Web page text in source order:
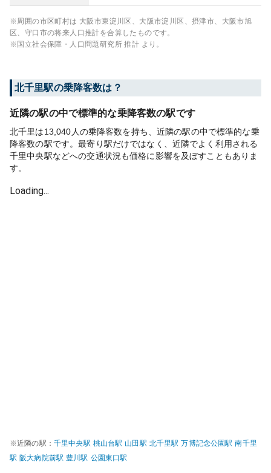
※周囲の市区町村は 大阪市東淀川区、大阪市淀川区、摂津市、大阪市旭
区、守口市の将来人口推計を合算したものです。
※国立社会保障・人口問題研究所 推計 より。
北千里駅の乗降客数は？
近隣の駅の中で標準的な乗降客数の駅です
北千里は13,040人の乗降客数を持ち、近隣の駅の中で標準的な乗
降客数の駅です。最寄り駅だけではなく、近隣でよく利用される
千里中央駅などへの交通状況も価格に影響を及ぼすこともありま
す。
Loading...
※近隣の駅： 千里中央駅 桃山台駅 山田駅 北千里駅 万博記念公園駅 南千里
駅 阪大病院前駅 豊川駅 公園東口駅